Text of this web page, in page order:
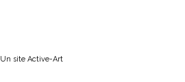
Un site Active-Art